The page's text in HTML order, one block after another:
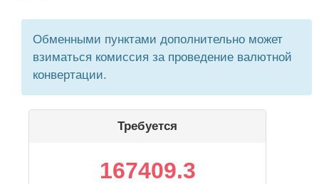
Обменными пунктами дополнительно может
взиматься комиссия за проведение валютной
конвертации.
Требуется
167409.3